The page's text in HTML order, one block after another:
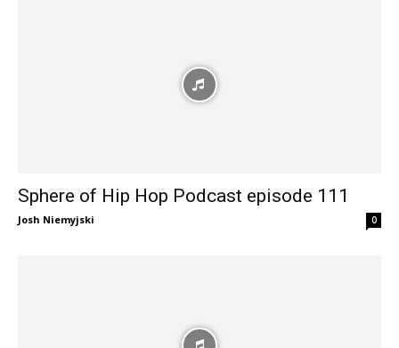
Sphere of Hip Hop Podcast episode 111
Josh Niemyjski 0